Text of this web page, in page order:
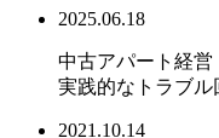
2025.06.18
中古アパート経
実践的なトラブ
2021.10.14